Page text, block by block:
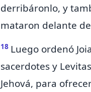
derribáronlo, y
mataron delante
18 Luego ordenó
sacerdotes y
Jehová, para